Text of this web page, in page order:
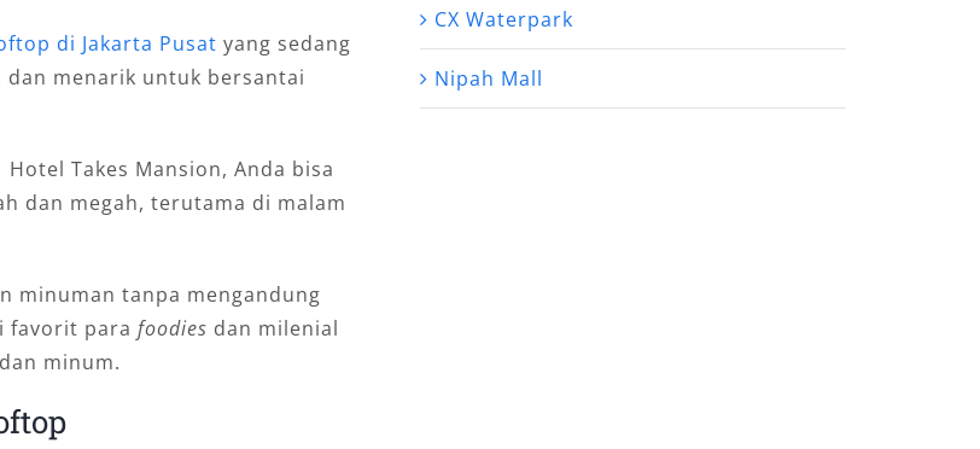
di Jakarta Pusat yang sedang
dan menarik untuk bersantai
Takes Mansion, Anda bisa
dan megah, terutama di malam
minuman tanpa mengandung
favorit para foodies dan milenial
minum.
CX Waterpark
Nipah Mall